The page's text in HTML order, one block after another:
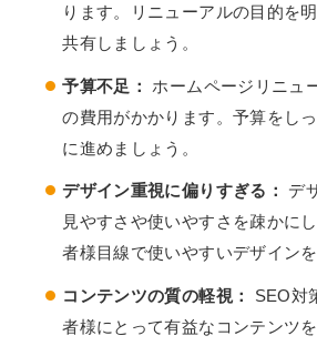
ります。リニューアルの目的を
共有しましょう。
予算不足：
ホームページリニュ
の費用がかかります。予算をし
に進めましょう。
デザイン重視に偏りすぎる：
デ
見やすさや使いやすさを疎かに
者様目線で使いやすいデザイン
コンテンツの質の軽視：
SEO対
者様にとって有益なコンテンツ